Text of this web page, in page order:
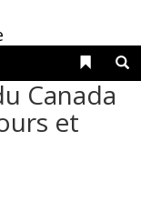
Liens
Canada
et